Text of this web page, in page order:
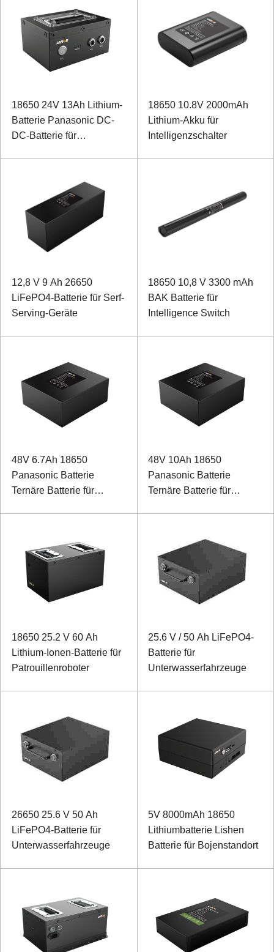
18650 24V 13Ah Lithium-
Batterie Panasonic DC-
DC-Batterie für
18650 10.8V 2000mAh
Lithium-Akku für
Intelligenzschalter
12,8 V 9 Ah 26650
LiFePO4-Batterie für Serf-
Serving-Geräte
18650 10,8 V 3300 mAh
BAK Batterie für
Intelligence Switch
48V 6.7Ah 18650
Panasonic Batterie
Ternäre Batterie für
48V 10Ah 18650
Panasonic Batterie
Ternäre Batterie für
18650 25.2 V 60 Ah
Lithium-Ionen-Batterie für
Patrouillenroboter
25.6 V / 50 Ah LiFePO4-
Batterie für
Unterwasserfahrzeuge
26650 25.6 V 50 Ah
LiFePO4-Batterie für
Unterwasserfahrzeuge
5V 8000mAh 18650
Lithiumbatterie Lishen
Batterie für Bojenstandort